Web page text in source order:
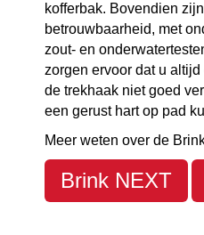
kofferbak. Bovendien
betrouwbaarheid, met
zout- en
zorgen ervoor dat u
de trekhaak niet goed
een gerust hart op pad
Meer weten over de
Brink NEXT